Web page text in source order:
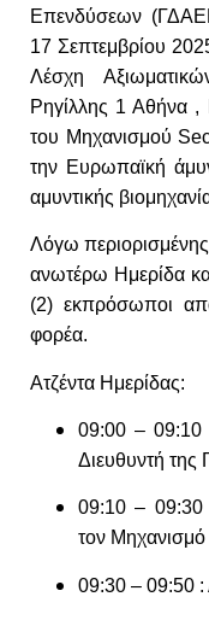
Επενδύσεων
17 Σεπτεμβρίου
Λέσχη
Ρηγίλλης 1 Αθήνα ,
του Μηχανισμού
την Ευρωπαϊκή
αμυντικής
Λόγω
ανωτέρω Ημερίδα
(2) εκπρόσωποι
φορέα.
Ατζέντα Ημερίδας:
09:00 – 09:10
Διευθυντή
09:10 –
τον Μηχανισμό
09:30 – 09:50 :